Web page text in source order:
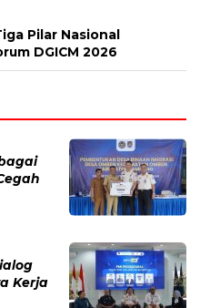
Pilar Nasional
DGICM 2026
Kerja